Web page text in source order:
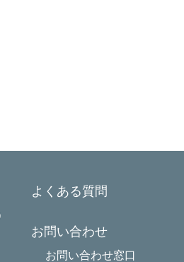
よくある質問
お問い合わせ
お問い合わせ窓口